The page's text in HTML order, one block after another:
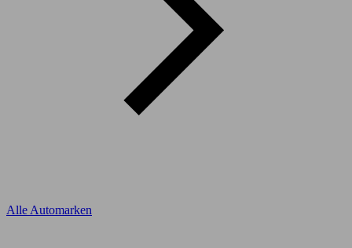
Alle Automarken